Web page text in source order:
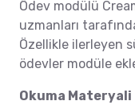
Ödev modülü
uzmanları
Özellikle ilerleyen
ödevler modüle
Okuma Materyali